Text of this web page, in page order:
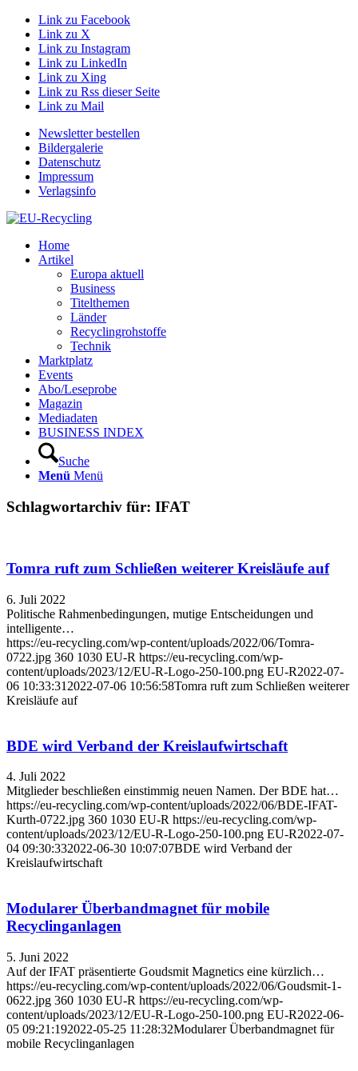
Link zu Facebook
Link zu X
Link zu Instagram
Link zu LinkedIn
Link zu Xing
Link zu Rss dieser Seite
Link zu Mail
Newsletter bestellen
Bildergalerie
Datenschutz
Impressum
Verlagsinfo
Home
Artikel
Europa aktuell
Business
Titelthemen
Länder
Recyclingrohstoffe
Technik
Marktplatz
Events
Abo/Leseprobe
Magazin
Mediadaten
BUSINESS INDEX
Suche
Menü Menü
Schlagwortarchiv für: IFAT
Tomra ruft zum Schließen weiterer Kreisläufe auf
6. Juli 2022
Politische Rahmenbedingungen, mutige Entscheidungen und
intelligente…
https://eu-recycling.com/wp-content/uploads/2022/06/Tomra-
0722.jpg 360 1030 EU-R https://eu-recycling.com/wp-
content/uploads/2023/12/EU-R-Logo-250-100.png EU-R2022-07-
06 10:33:31 2022-07-06 10:56:58Tomra ruft zum Schließen weiterer
Kreisläufe auf
BDE wird Verband der Kreislaufwirtschaft
4. Juli 2022
Mitglieder beschließen einstimmig neuen Namen. Der BDE hat…
https://eu-recycling.com/wp-content/uploads/2022/06/BDE-IFAT-
Kurth-0722.jpg 360 1030 EU-R https://eu-recycling.com/wp-
content/uploads/2023/12/EU-R-Logo-250-100.png EU-R2022-07-
04 09:30:332022-06-30 10:07:07BDE wird Verband der
Kreislaufwirtschaft
Modularer Überbandmagnet für mobile
Recyclinganlagen
5. Juni 2022
Auf der IFAT präsentierte Goudsmit Magnetics eine kürzlich…
https://eu-recycling.com/wp-content/uploads/2022/06/Goudsmit-1-
0622.jpg 360 1030 EU-R https://eu-recycling.com/wp-
content/uploads/2023/12/EU-R-Logo-250-100.png EU-R2022-06-
05 09:21:192022-05-25 11:28:32Modularer Überbandmagnet für
mobile Recyclinganlagen